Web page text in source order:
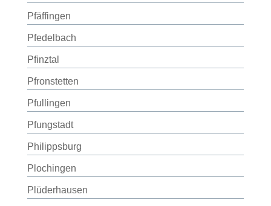
Pfäffingen
Pfedelbach
Pfinztal
Pfronstetten
Pfullingen
Pfungstadt
Philippsburg
Plochingen
Plüderhausen